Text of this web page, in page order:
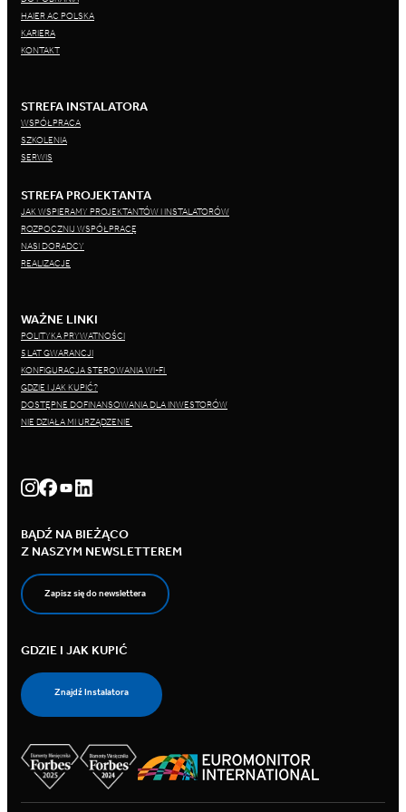
HAIER AC POLSKA
KARIERA
KONTAKT
STREFA INSTALATORA
WSPÓŁPRACA
SZKOLENIA
SERWIS
STREFA PROJEKTANTA
JAK WSPIERAMY PROJEKTANTÓW I INSTALATORÓW
ROZPOCZNIJ WSPÓŁPRACĘ
NASI DORADCY
REALIZACJE
WAŻNE LINKI
POLITYKA PRYWATNOŚCI
5 LAT GWARANCJI
KONFIGURACJA STEROWANIA WI-FI
GDZIE I JAK KUPIĆ?
DOSTĘPNE DOFINANSOWANIA DLA INWESTORÓW
NIE DZIAŁA MI URZĄDZENIE
BĄDŹ NA BIEŻĄCO
Z NASZYM NEWSLETTEREM
Zapisz się do newslettera
GDZIE I JAK KUPIĆ
Znajdź Instalatora